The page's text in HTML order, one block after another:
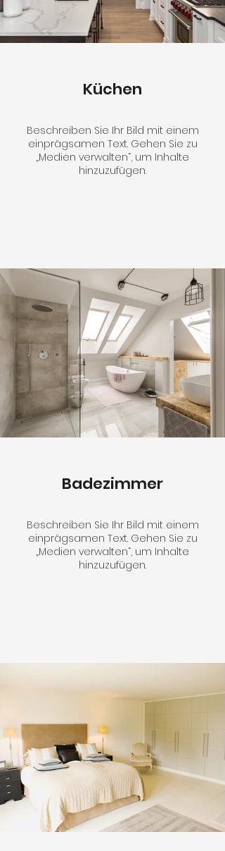
Küchen
Beschreiben Sie Ihr Bild mit einem
einprägsamen Text. Gehen Sie zu
„Medien verwalten“, um Inhalte
hinzuzufügen.
Badezimmer
Beschreiben Sie Ihr Bild mit einem
einprägsamen Text. Gehen Sie zu
„Medien verwalten“, um Inhalte
hinzuzufügen.